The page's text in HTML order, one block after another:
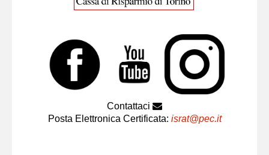
Contattaci
Posta Elettronica Certificata: israt@pec.it